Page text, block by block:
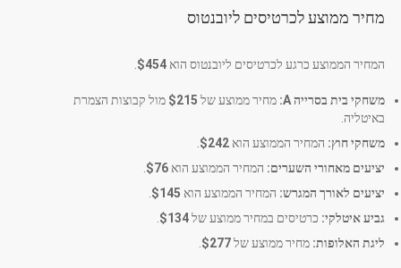
מחיר ממוצע לכרטיסים ליובנטוס
המחיר הממוצע כרגע לכרטיסים ליובנטוס הוא $454
משחקי בית בסרייה A: מחיר ממוצע של $215 מול קבוצות הצמרת
באיטליה.
משחקי חוץ: המחיר הממוצע הוא $242
יציעים מאחורי השערים: המחיר הממוצע הוא $76
יציעים לאורך המגרש: המחיר הממוצע הוא $145
גביע איטלקי: כרטיסים במחיר ממוצע של$134
ליגת האלופות: מחיר ממוצע של$277